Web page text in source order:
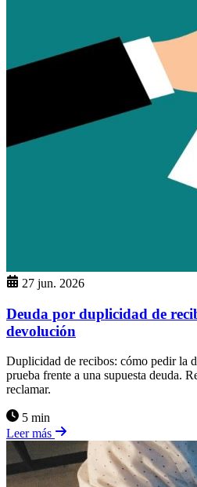
27 jun. 2026
Deuda por duplicidad de
devolución
Duplicidad de recibos: cómo pedir la
prueba frente a una supuesta deuda.
reclamar.
5 min
Leer más